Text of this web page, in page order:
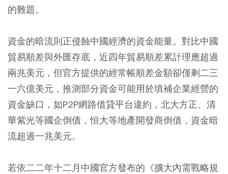
的難題。
資金的暗流則正侵蝕中國經濟的資金能量。對比中國
貿易順差與外匯存底，近四年貿易順差累計理應超過
兩兆美元，但官方提供的經常帳順差金額卻僅剩二三
一六億美元，推測部分資金可能用於填補企業經營的
資金缺口，如P2P網路借貸平台違約，北大方正、清
華紫光等國企倒債，恒大等地產開發商倒債，資金暗
流超過一兆美元。
若依二二年十二月中國官方發布的《擴大內需戰略規